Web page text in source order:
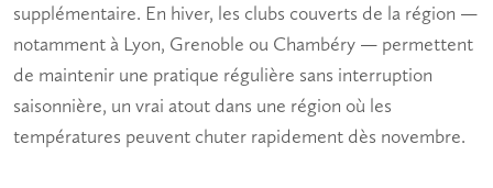
supplémentaire. En hiver, les clubs couverts de la région —
notamment à Lyon, Grenoble ou Chambéry — permettent
de maintenir une pratique régulière sans interruption
saisonnière, un vrai atout dans une région où les
températures peuvent chuter rapidement dès novembre.